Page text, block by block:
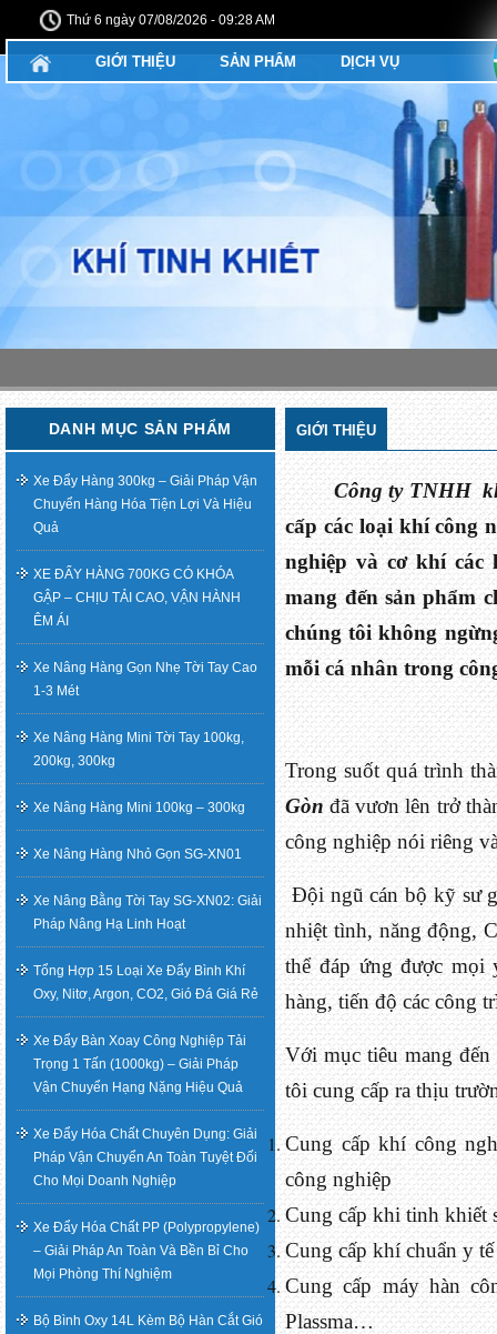
Thứ 6 ngày 07/08/2026 - 09:28 AM
GIỚI THIỆU SẢN PHẨM DỊCH VỤ
GIỚI THIỆU
Công ty TNHH
cấp các loại khí công
nghiệp và cơ khí
mang đến sản phẩm
chúng tôi không
mỗi cá nhân trong
Trong suốt quá trình
Gònđã vươn lên trở
công nghiệp nói riêng
Đội ngũ cán bộ kỹ sư
nhiệt tình, năng động,
thể đáp ứng được mọi
hàng, tiến độ các công
Với mục tiêu mang
tôi cung cấp ra thịu
Cung cấp khí công
công nghiệp
Cung cấp khi tinh khiết
Cung cấp khí chuẩn y
Cung cấp máy hàn
Plassma…
DANH MỤC SẢN PHẨM
Xe Đẩy Hàng 300kg – Giải Pháp Vận
Chuyển Hàng Hóa Tiện Lợi Và Hiệu
Quả
XE ĐẨY HÀNG 700KG CÓ KHÓA
GẬP – CHỊU TẢI CAO, VẬN HÀNH
ÊM ÁI
Xe Nâng Hàng Gọn Nhẹ Tời Tay Cao
1-3 Mét
Xe Nâng Hàng Mini Tời Tay 100kg,
200kg, 300kg
Xe Nâng Hàng Mini 100kg – 300kg
Xe Nâng Hàng Nhỏ Gọn SG-XN01
Xe Nâng Bằng Tời Tay SG-XN02: Giải
Pháp Nâng Hạ Linh Hoạt
Tổng Hợp 15 Loại Xe Đẩy Bình Khí
Oxy, Nitơ, Argon, CO2, Gió Đá Giá Rẻ
Xe Đẩy Bàn Xoay Công Nghiệp Tải
Trọng 1 Tấn (1000kg) – Giải Pháp
Vận Chuyển Hạng Nặng Hiệu Quả
Xe Đẩy Hóa Chất Chuyên Dụng: Giải
Pháp Vận Chuyển An Toàn Tuyệt Đối
Cho Mọi Doanh Nghiệp
Xe Đẩy Hóa Chất PP (Polypropylene)
– Giải Pháp An Toàn Và Bền Bỉ Cho
Mọi Phòng Thí Nghiệm
Bộ Bình Oxy 14L Kèm Bộ Hàn Cắt Gió